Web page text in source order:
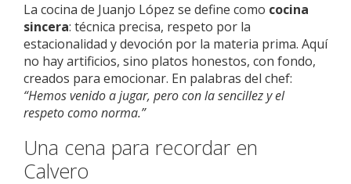
La cocina de Juanjo López se define como cocina
sincera: técnica precisa, respeto por la
estacionalidad y devoción por la materia prima. Aquí
no hay artificios, sino platos honestos, con fondo,
creados para emocionar. En palabras del chef:
“Hemos venido a jugar, pero con la sencillez y el
respeto como norma.”
Una cena para recordar en
Calvero